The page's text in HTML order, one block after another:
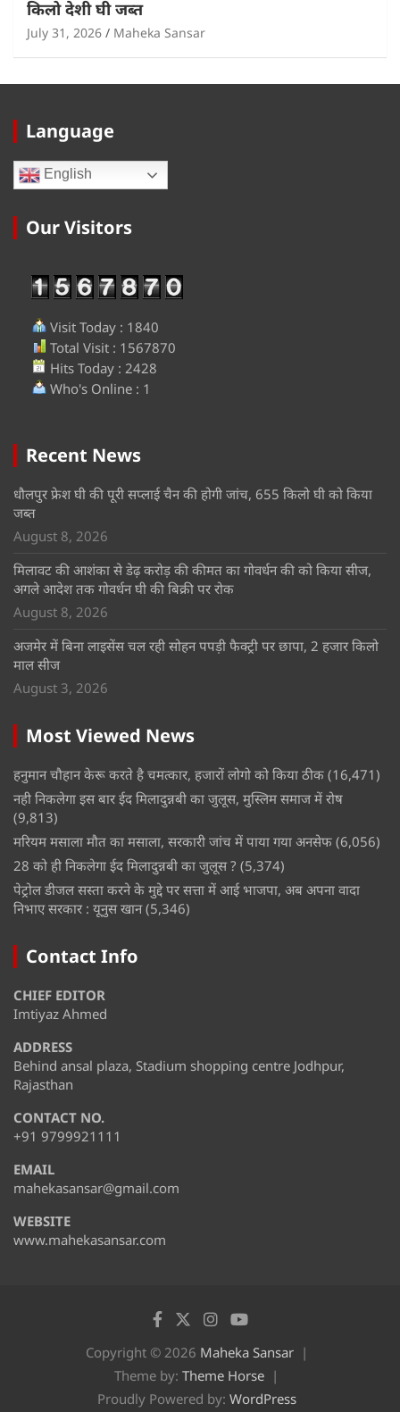
किलो देशी घी जब्त
July 31, 2026 Maheka Sansar
Language
English
Our Visitors
Visit Today : 1840
Total Visit : 1567870
Hits Today : 2428
Who's Online : 1
Recent News
धौलपुर फ्रेश घी की पूरी सप्लाई चैन की होगी जांच, 655 किलो घी को किया
जब्त
August 8, 2026
मिलावट की आशंका से डेढ़ करोड़ की कीमत का गोवर्धन की को किया सीज,
अगले आदेश तक गोवर्धन घी की बिक्री पर रोक
August 8, 2026
अजमेर में बिना लाइसेंस चल रही सोहन पपड़ी फैक्ट्री पर छापा, 2 हजार किलो
माल सीज
August 3, 2026
Most Viewed News
हनुमान चौहान केरू करते है चमत्कार, हजारों लोगो को किया ठीक (16,471)
नही निकलेगा इस बार ईद मिलादुन्नबी का जुलूस, मुस्लिम समाज में रोष
(9,813)
मरियम मसाला मौत का मसाला, सरकारी जांच में पाया गया अनसेफ (6,056)
28 को ही निकलेगा ईद मिलादुन्नबी का जुलूस ? (5,374)
पेट्रोल डीजल सस्ता करने के मुद्दे पर सत्ता में आई भाजपा, अब अपना वादा
निभाए सरकार : यूनुस खान (5,346)
Contact Info
CHIEF EDITOR
Imtiyaz Ahmed
ADDRESS
Behind ansal plaza, Stadium shopping centre Jodhpur,
Rajasthan
CONTACT NO.
+91 9799921111
EMAIL
mahekasansar@gmail.com
WEBSITE
www.mahekasansar.com
Copyright © 2026 Maheka Sansar
Theme by: Theme Horse
Proudly Powered by: WordPress